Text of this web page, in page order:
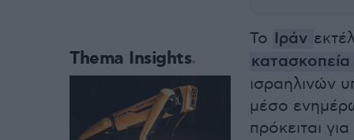
To Ιράν
κατασκοπεία
ισραηλινών
μέσο
πρόκειται
Thema Insights